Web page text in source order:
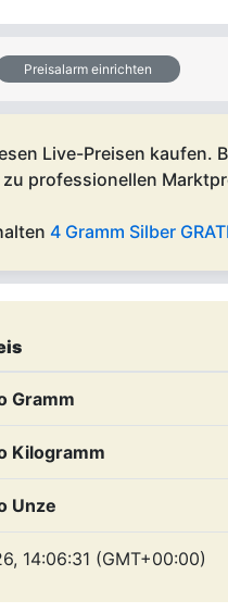
Preisalarm einrichten
Live-Preisen kaufen.
professionellen
4 Gramm Silber
Gramm
Kilogramm
Unze
14:06:31 (GMT+00:00)